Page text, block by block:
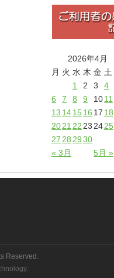
2026年4月
月 火 水 木 金 土
« 3月 5月 »
1 2 3 4
6
7 8 9 1011
13 141516 17 18
2021 22 23 2425
27 28 2930
Reserved.